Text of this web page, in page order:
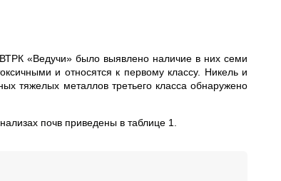
«Ведучи» было выявлено наличие в них семи
и относятся к первому классу. Никель и
тяжелых металлов третьего класса обнаружено
почв приведены в таблице 1.